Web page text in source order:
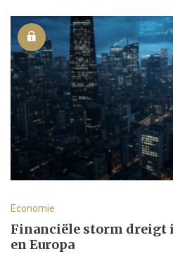
Economie
Financiële storm dreigt
en Europa